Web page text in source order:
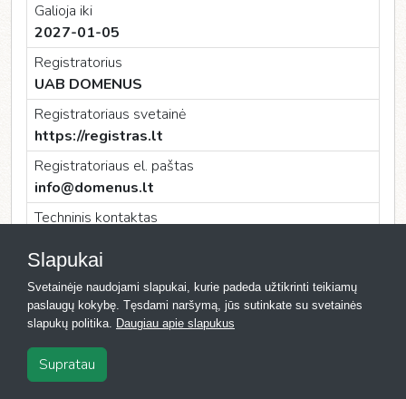
Galioja iki
2027-01-05
Registratorius
UAB DOMENUS
Registratoriaus svetainė
https://registras.lt
Registratoriaus el. paštas
info@domenus.lt
Techninis kontaktas
Techninio kontakto el. paštas
info@domenus.lt
2026
Slapukai
Svetainėje naudojami slapukai, kurie padeda užtikrinti teikiamų
paslaugų kokybę. Tęsdami naršymą, jūs sutinkate su svetainės
slapukų politika. Daugiau apie slapukus
Supratau